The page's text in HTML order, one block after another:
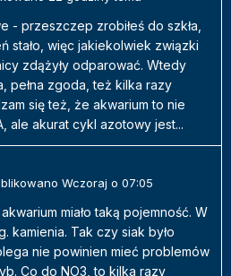
- przeszczep zrobiłeś do szkła,
stało, więc jakiekolwiek związki
zdążyły odparować. Wtedy
pełna zgoda, też kilka razy
się też, że akwarium to nie
ale akurat cykl azotowy jest...
Wczoraj o 07:05
miało taką pojemność. W
kamienia. Tak czy siak było
nie powinien mieć problemów
Co do NO3, to kilka razy